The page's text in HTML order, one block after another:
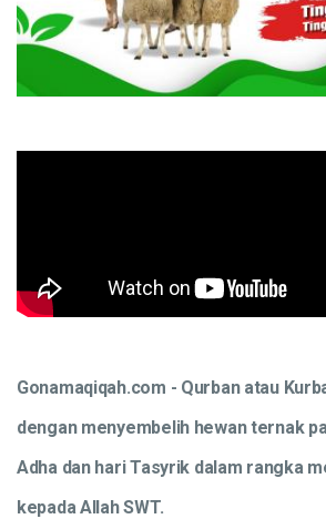
Gonamaqiqah.com - Qurban atau
dengan menyembelih hewan ternak
Adha dan hari Tasyrik dalam rangka
kepada Allah SWT.